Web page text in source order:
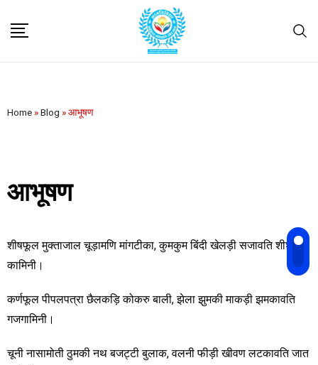
Home »Blog »आभूषण
आभूषण
शीषफूल मुक्ताजाल चूड़ामणि मांगटीका, कुमकुम बिंदी खेलड़ी सजावति शीश
कामिनी।
कर्णफूल पीपलपत्रा छैलकड़ि कोकरु बाली, झेला झुमकी माकड़ी झमकावति
गजगामिनी।
चूनी नासामोती ठुमकी नथ बजट्टी बुलाक, वलनी फीड़ी खीवण लटकावति जात